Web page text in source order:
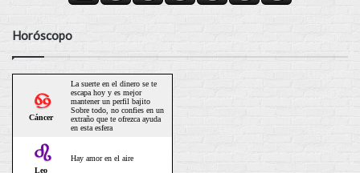
Horóscopo